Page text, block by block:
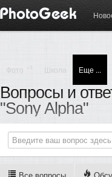
Фото Школа Еще ...
Вопросы и
"Sony Alpha"